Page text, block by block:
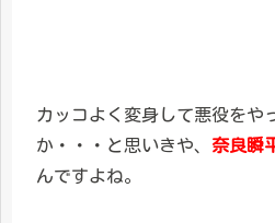
カッコよく変身して悪役をや
か・・・と思いきや、 奈良瞬
んですよね。